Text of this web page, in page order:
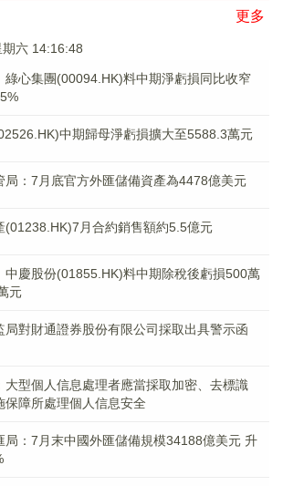
更多
六 14:16:48
綠心集團(00094.HK)料中期淨虧損同比收窄
中期歸母淨虧損擴大至5588.3萬元
局：7月底官方外匯儲備資產為4478億美元
(01238.HK)7月合約銷售額約5.5億元
中慶股份(01855.HK)料中期除稅後虧損500萬
元
局對財通證券股份有限公司採取出具警示函
大型個人信息處理者應當採取加密、去標識
保障所處理個人信息安全
局：7月末中國外匯儲備規模34188億美元 升